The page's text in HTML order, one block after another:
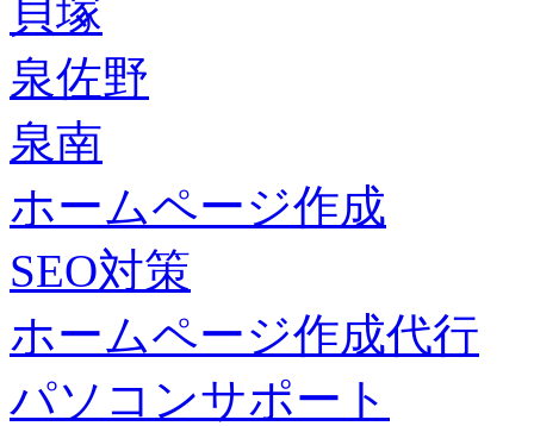
貝塚
泉佐野
泉南
ホームページ作成
SEO対策
ホームページ作成代行
パソコンサポート